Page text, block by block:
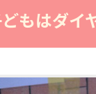
どもはダ